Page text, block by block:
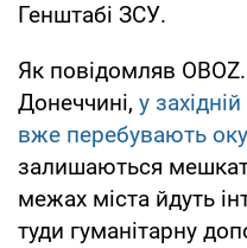
Генштабі ЗСУ.
Як повідомляв
Донеччині, у
вже перебувають
залишаються
межах міста йдуть
туди гуманітарну